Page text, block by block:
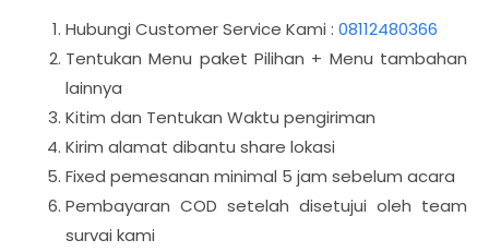
Hubungi Customer Service Kami : 08112480366
Tentukan Menu paket Pilihan + Menu tambahan
lainnya
Kitim dan Tentukan Waktu pengiriman
Kirim alamat dibantu share lokasi
Fixed pemesanan minimal 5 jam sebelum acara
Pembayaran COD setelah disetujui oleh team
survai kami